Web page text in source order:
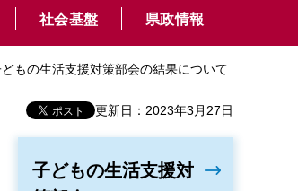
社会基盤 県政情報
もの生活支援対策部会の結果について
更新日：2023年3月27日
子どもの生活支援対